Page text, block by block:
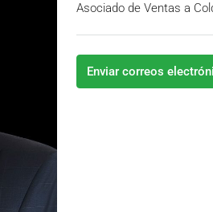
Asociado de Ventas a
Enviar correos